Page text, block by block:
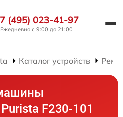
(495) 023-41-97
Ежедневно с 9:00 до 21:00
Каталог устройств
F230-101